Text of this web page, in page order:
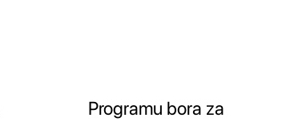
Programu bora za